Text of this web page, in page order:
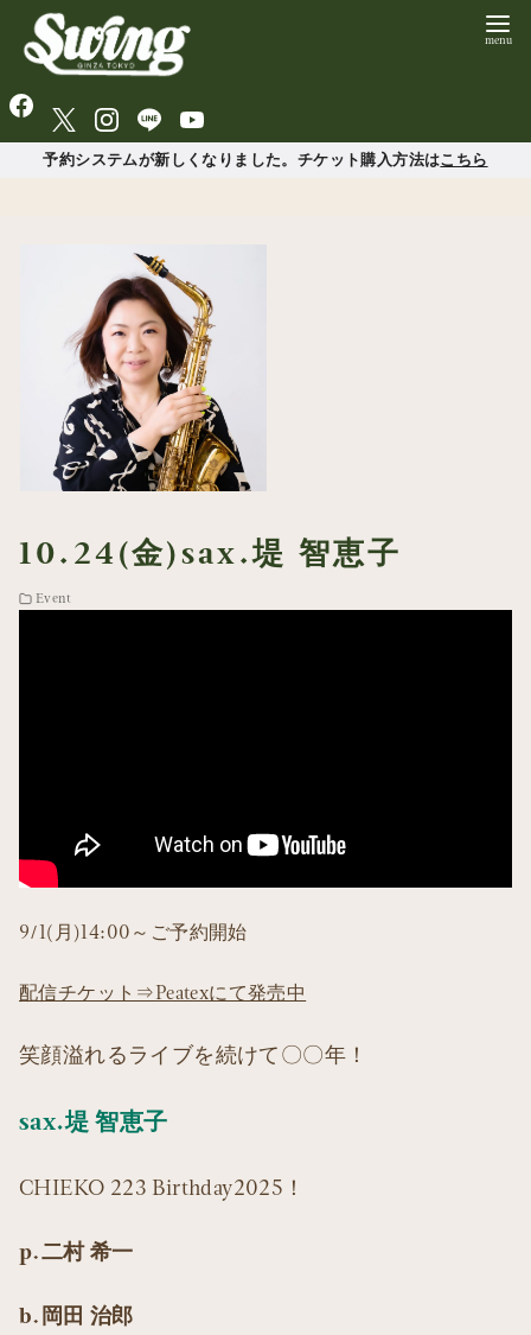
予約システムが新しくなりました。チケット購入方法はこちら
10.24(金)sax.堤 智恵子
Event
9/1(月)14:00～ご予約開始
配信チケット⇒Peatexにて発売中
笑顔溢れるライブを続けて〇〇年！
sax.堤 智恵子
CHIEKO 223 Birthday2025！
p.二村 希一
b.岡田 治郎